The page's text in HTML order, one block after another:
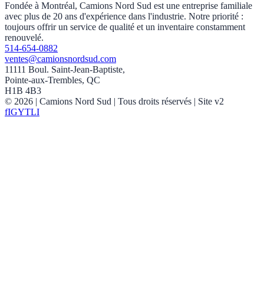
Fondée à Montréal, Camions Nord Sud est une entreprise familiale
avec plus de 20 ans d'expérience dans l'industrie. Notre priorité :
toujours offrir un service de qualité et un inventaire constamment
renouvelé.
514-654-0882
ventes@camionsnordsud.com
11111 Boul. Saint-Jean-Baptiste,
Pointe-aux-Trembles, QC
H1B 4B3
© 2026 | Camions Nord Sud | Tous droits réservés | Site v2
fIGYTLI